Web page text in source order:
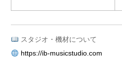
スタジオ・機材について
https://ib-musicstudio.com